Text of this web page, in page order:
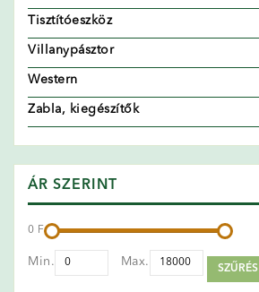
Tisztítóeszköz
Villanypásztor
Western
Zabla, kiegészítők
ÁR SZERINT
0 Ft
Min. Max.
SZŰRÉS